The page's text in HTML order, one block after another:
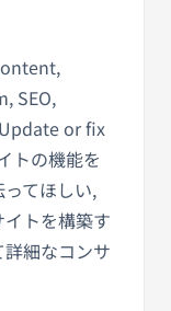
SEO,
or fix
トの機能を
てほしい,
トを構築す
細なコンサ